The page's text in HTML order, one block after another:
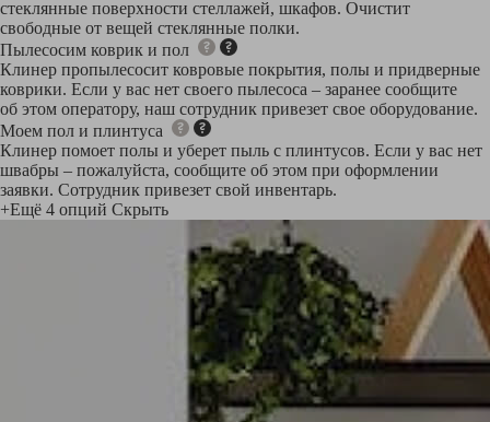
стеклянные поверхности стеллажей, шкафов. Очистит
свободные от вещей стеклянные полки.
Пылесосим коврик и пол
Клинер пропылесосит ковровые покрытия, полы и придверные
коврики. Если у вас нет своего пылесоса – заранее сообщите
об этом оператору, наш сотрудник привезет свое оборудование.
Моем пол и плинтуса
Клинер помоет полы и уберет пыль с плинтусов. Если у вас нет
швабры – пожалуйста, сообщите об этом при оформлении
заявки. Сотрудник привезет свой инвентарь.
+Ещё 4 опций Скрыть